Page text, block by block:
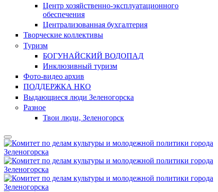
Центр хозяйственно-эксплуатационного
обеспечения
Централизованная бухгалтерия
Творческие коллективы
Туризм
БОГУНАЙСКИЙ ВОДОПАД
Инклюзивный туризм
Фото-видео архив
ПОДДЕРЖКА НКО
Выдающиеся люди Зеленогорска
Разное
Твои люди, Зеленогорск